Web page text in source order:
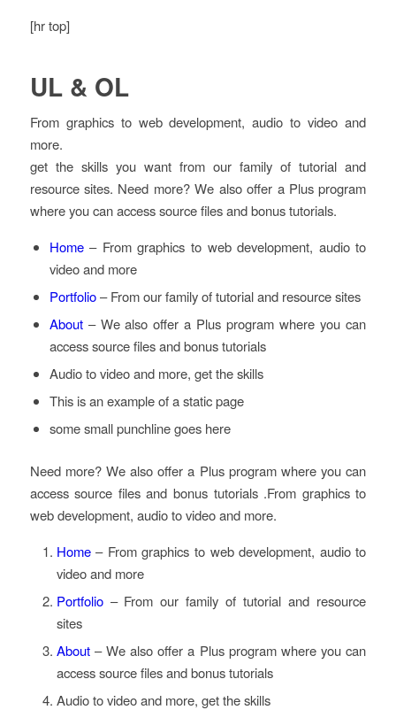
[hr top]
UL & OL
From graphics to web development, audio to video and
more.
get the skills you want from our family of tutorial and
resource sites. Need more? We also offer a Plus program
where you can access source files and bonus tutorials.
Home– From graphics to web development, audio to
video and more
Portfolio– From our family of tutorial and resource sites
About– We also offer a Plus program where you can
access source files and bonus tutorials
Audio to video and more, get the skills
This is an example of a static page
some small punchline goes here
Need more? We also offer a Plus program where you can
access source files and bonus tutorials .From graphics to
web development, audio to video and more.
Home– From graphics to web development, audio to
video and more
Portfolio– From our family of tutorial and resource
sites
About– We also offer a Plus program where you can
access source files and bonus tutorials
Audio to video and more, get the skills